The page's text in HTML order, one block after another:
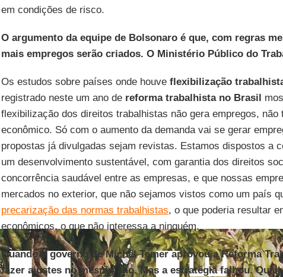
em condições de risco.
O argumento da equipe de Bolsonaro é que, com regras
mais empregos serão criados. O Ministério Público do
Os estudos sobre países onde houve flexibilização
registrado neste um ano de reforma trabalhista no Brasil
flexibilização dos direitos trabalhistas não gera empregos, não
econômico. Só com o aumento da demanda vai se gerar
propostas já divulgadas sejam revistas. Estamos dispostos a
um desenvolvimento sustentável, com garantia dos direitos
concorrência saudável entre as empresas, e que nossas
mercados no exterior, que não sejamos vistos como um país
precarização das normas trabalhistas, o que poderia resultar
econômicos, o que não interessa a ninguém.
Quando o governo de Michel Temer aprovou a Reforma
fazer ajustes no mesmo ano. Mas a estratégia falhou.